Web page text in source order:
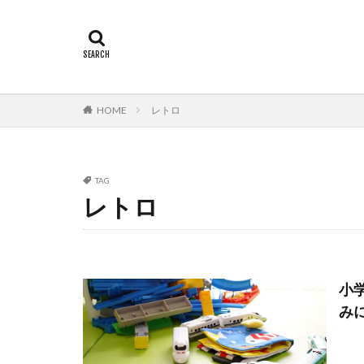
HOME レトロ
TAG
レトロ
小
み